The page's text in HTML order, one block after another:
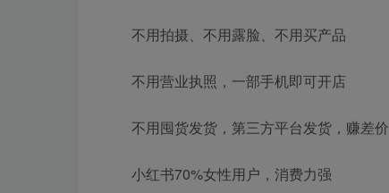
不用拍摄、不用露脸、不用买产品
不用营业执照，一部手机即可开店
不用囤货发货，第三方平台发货，赚差价
小红书70%女性用户，消费力强